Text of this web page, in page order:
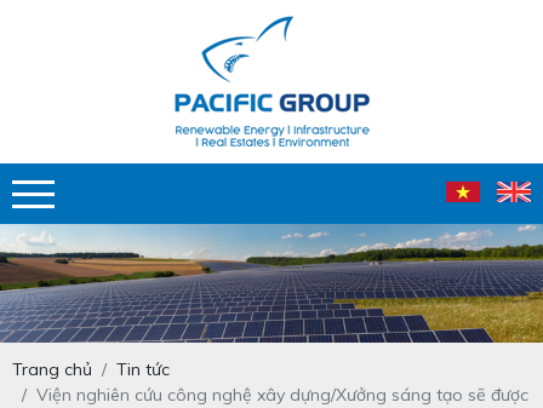
Trang chủ
Tin tức
Viện nghiên cứu công nghệ xây dựng/Xưởng sáng tạo sẽ được